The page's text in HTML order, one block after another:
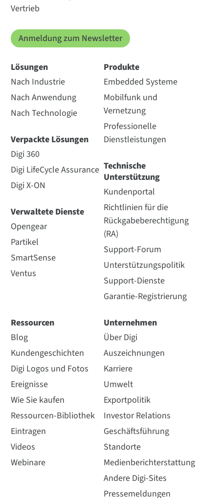
Vertrieb
Anmeldung zum Newsletter
Lösungen
Nach Industrie
Nach Anwendung
Nach Technologie
Verpackte Lösungen
Digi 360
Digi LifeCycle Assurance
Digi X-ON
Verwaltete Dienste
Opengear
Partikel
SmartSense
Ventus
Produkte
Embedded Systeme
Mobilfunk und
Vernetzung
Professionelle
Dienstleistungen
Technische
Unterstützung
Kundenportal
Richtlinien für die
Rückgabeberechtigung
(RA)
Support-Forum
Unterstützungspolitik
Support-Dienste
Garantie-Registrierung
Ressourcen
Blog
Kundengeschichten
Digi Logos und Fotos
Ereignisse
Wie Sie kaufen
Ressourcen-Bibliothek
Eintragen
Videos
Webinare
Unternehmen
Über Digi
Auszeichnungen
Karriere
Umwelt
Exportpolitik
Investor Relations
Geschäftsführung
Standorte
Medienberichterstattung
Andere Digi-Sites
Pressemeldungen